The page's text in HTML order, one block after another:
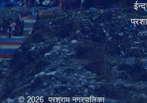
© 2026 परशुराम नगरपालिका